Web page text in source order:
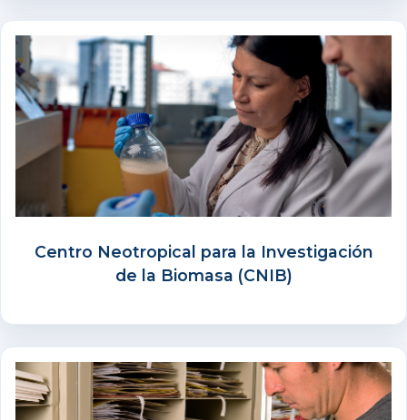
Centro Neotropical para la Investigación
de la Biomasa (CNIB)